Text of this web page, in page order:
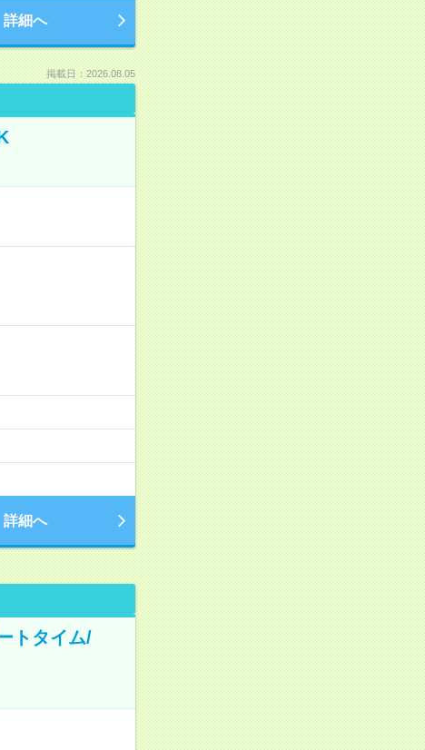
詳細へ
掲載日：2026.08.05
詳細へ
トタイム/